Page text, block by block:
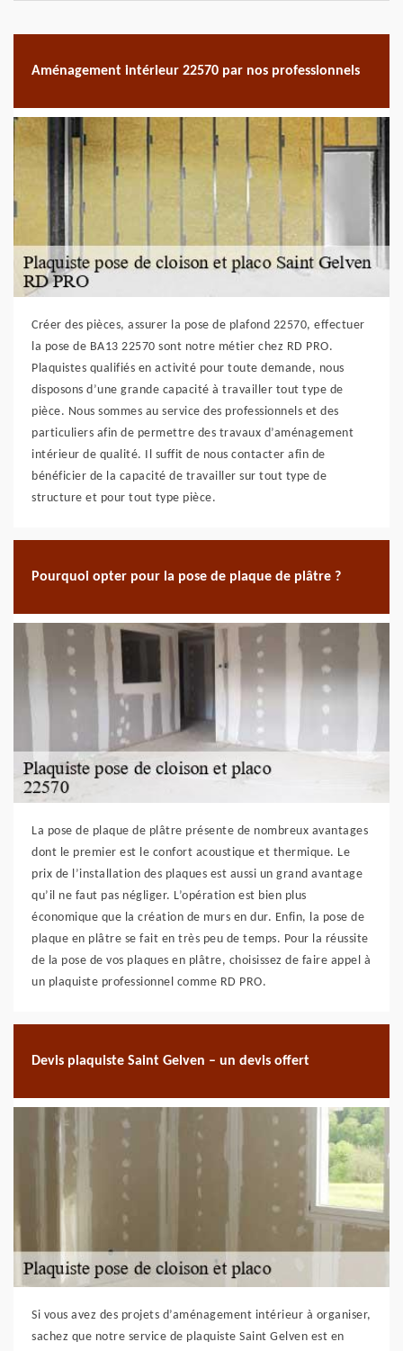
Aménagement intérieur 22570 par nos professionnels
Créer des pièces, assurer la pose de plafond 22570, effectuer
la pose de BA13 22570 sont notre métier chez RD PRO.
Plaquistes qualifiés en activité pour toute demande, nous
disposons d’une grande capacité à travailler tout type de
pièce. Nous sommes au service des professionnels et des
particuliers afin de permettre des travaux d’aménagement
intérieur de qualité. Il suffit de nous contacter afin de
bénéficier de la capacité de travailler sur tout type de
structure et pour tout type pièce.
Pourquoi opter pour la pose de plaque de plâtre ?
La pose de plaque de plâtre présente de nombreux avantages
dont le premier est le confort acoustique et thermique. Le
prix de l’installation des plaques est aussi un grand avantage
qu’il ne faut pas négliger. L’opération est bien plus
économique que la création de murs en dur. Enfin, la pose de
plaque en plâtre se fait en très peu de temps. Pour la réussite
de la pose de vos plaques en plâtre, choisissez de faire appel à
un plaquiste professionnel comme RD PRO.
Devis plaquiste Saint Gelven – un devis offert
Si vous avez des projets d’aménagement intérieur à organiser,
sachez que notre service de plaquiste Saint Gelven est en